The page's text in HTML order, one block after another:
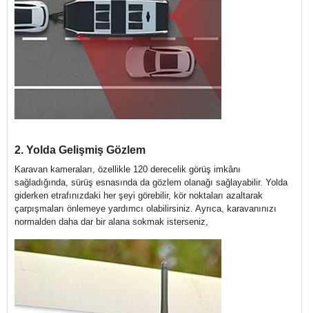
2. Yolda Gelişmiş Gözlem
Karavan kameraları, özellikle 120 ​derecelik görüş imkânı
sağladığında, sürüş esnasında da gözlem olanağı sağlayabilir. Yolda
giderken etrafınızdaki her şeyi görebilir, kör noktaları azaltarak
çarpışmaları önlemeye yardımcı olabilirsiniz. Ayrıca, karavanınızı
normalden daha dar bir alana sokmak isterseniz,